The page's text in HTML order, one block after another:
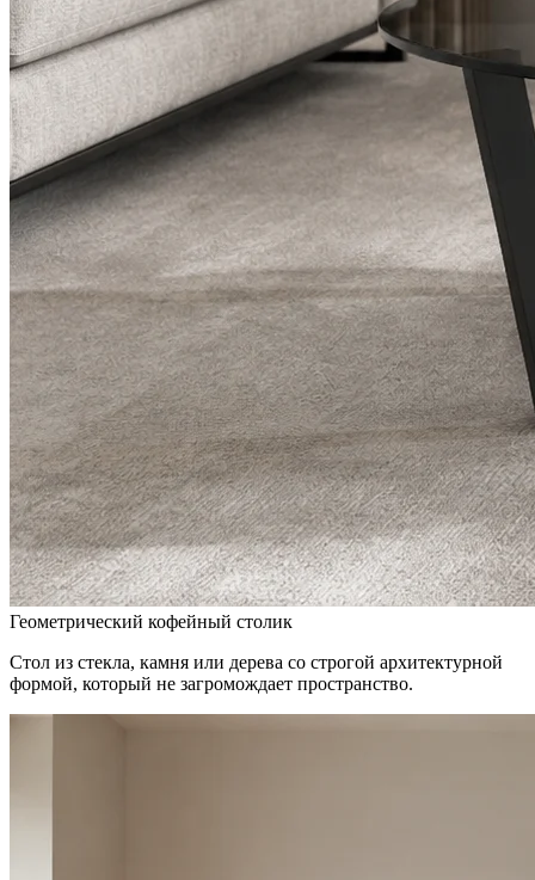
Геометрический кофейный столик
Стол из стекла, камня или дерева со строгой архитектурной
формой, который не загромождает пространство.